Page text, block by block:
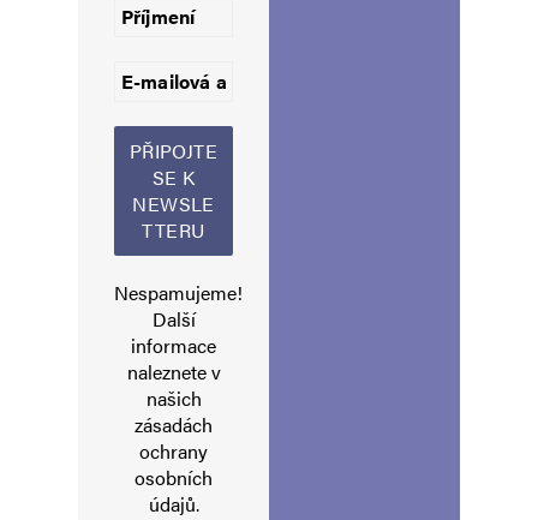
Informujte mě o nových komentářích e-mailem.
Alternative:
Nespamujeme!
Další
informace
naleznete v
našich
zásadách
ochrany
osobních
údajů.